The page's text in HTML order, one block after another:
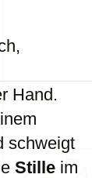
Hand.
schweigt
Stille im